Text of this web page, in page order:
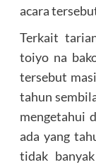
acara
Terkait
toiyo na
tersebut
tahun
mengetahui
ada yang
tidak